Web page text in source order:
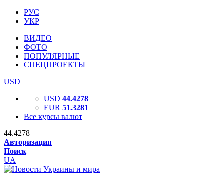
РУС
УКР
ВИДЕО
ФОТО
ПОПУЛЯРНЫЕ
СПЕЦПРОЕКТЫ
USD
USD 44.4278
EUR 51.3281
Все курсы валют
44.4278
Авторизация
Поиск
UA